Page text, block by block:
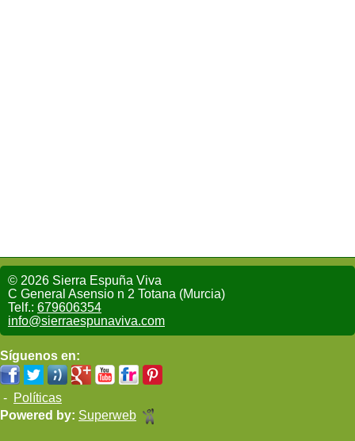
© 2026 Sierra Espuña Viva
C General Asensio n 2 Totana (Murcia)
Telf.: 679606354
info@sierraespunaviva.com
Síguenos en:
- Políticas
Powered by: Superweb